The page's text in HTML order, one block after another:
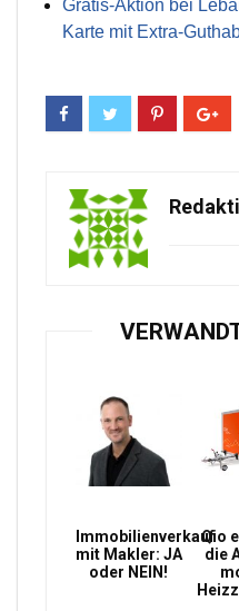
Gratis-Aktion bei
Karte mit Extra-
Immobilienverkauf
mit Makler: JA
oder NEIN!
Qio
die